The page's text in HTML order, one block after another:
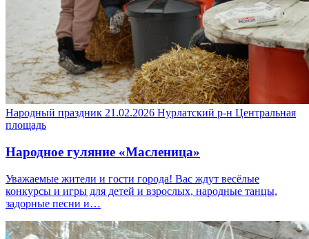
Народный праздник 21.02.2026 Нурлатский р-н Центральная
площадь
Народное гуляние «Масленица»
Уважаемые жители и гости города! Вас ждут весёлые
конкурсы и игры для детей и взрослых, народные танцы,
задорные песни и…